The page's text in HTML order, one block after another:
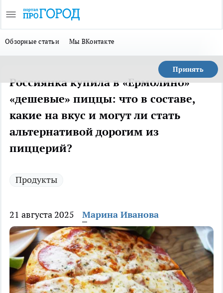
Обзорные статьи Мы ВКонтакте
Принять
Россиянка купила в «Ермолино»
«дешевые» пиццы: что в составе,
какие на вкус и могут ли стать
альтернативой дорогим из
пиццерий?
Продукты
21 августа 2025 Марина Иванова